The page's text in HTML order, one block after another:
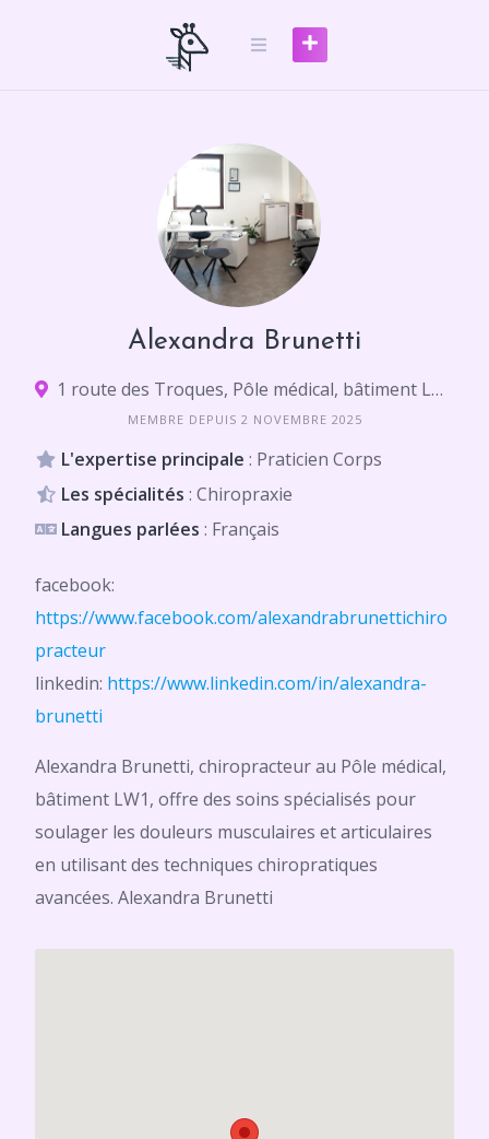
Alexandra Brunetti
1 route des Troques, Pôle médical, bâtiment LW1, 69630 Chaponost
MEMBRE DEPUIS 2 NOVEMBRE 2025
L'expertise principale : Praticien Corps
Les spécialités : Chiropraxie
Langues parlées : Français
facebook:
https://www.facebook.com/alexandrabrunettichiro
practeur
linkedin: https://www.linkedin.com/in/alexandra-
brunetti
Alexandra Brunetti, chiropracteur au Pôle médical,
bâtiment LW1, offre des soins spécialisés pour
soulager les douleurs musculaires et articulaires
en utilisant des techniques chiropratiques
avancées. Alexandra Brunetti